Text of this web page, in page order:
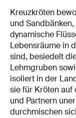
Kreuzkröten
und
dynamische
Lebensräume in
sind, besiedelt
Lehmgruben
isoliert in der
sie für Kröten auf
und Partnern
durchmischen